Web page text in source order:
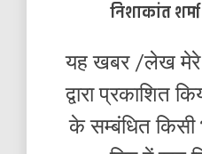
निशाकांत
यह खबर /लेख मेरे (
द्वारा प्रकाशित
के सम्बंधित किसी